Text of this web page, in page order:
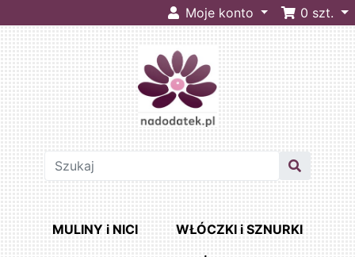
Moje konto 0 szt.
MULINY i NICI WŁÓCZKI i SZNURKI